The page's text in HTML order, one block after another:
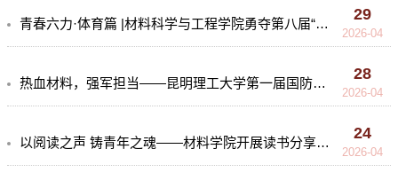
青春六力·体育篇 |材料科学与工程学院勇夺第八届“昆工杯”足球赛冠军
29
2026-04
热血材料，强军担当——昆明理工大学第一届国防文化节暨第六届军事技能竞赛上的材料身影
28
2026-04
以阅读之声 铸青年之魂——材料学院开展读书分享会活动
24
2026-04